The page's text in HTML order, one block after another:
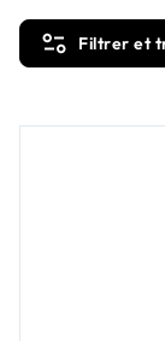
Filtrer et